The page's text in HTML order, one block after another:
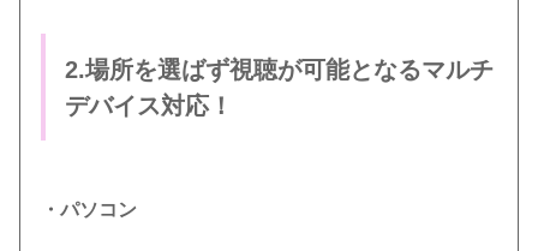
2.場所を選ばず視聴が可能となるマルチ
デバイス対応！
・パソコン